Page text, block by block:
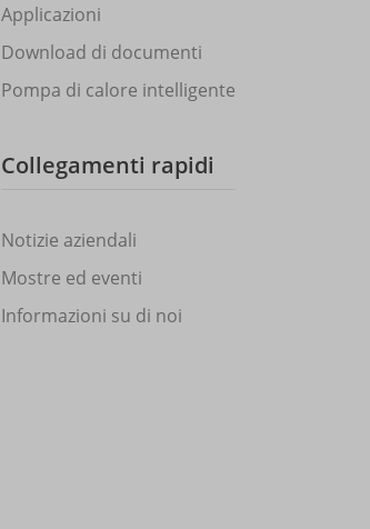
Applicazioni
Download di documenti
Pompa di calore intelligente
Collegamenti rapidi
Notizie aziendali
Mostre ed eventi
Informazioni su di noi